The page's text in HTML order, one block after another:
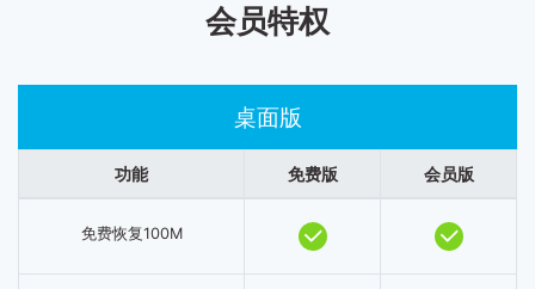
会员特权
桌面版
功能 免费版 会员版
免费恢复100M